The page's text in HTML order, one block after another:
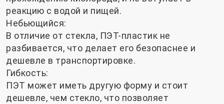
реакцию с водой и пищей.
Небьющийся:
В отличие от стекла, ПЭТ-пластик не
разбивается, что делает его безопаснее и
дешевле в транспортировке.
Гибкость:
ПЭТ может иметь другую форму и стоит
дешевле, чем стекло, что позволяет